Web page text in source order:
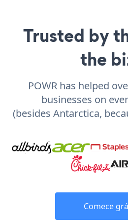
Trusted by
the
POWR has helped
businesses on
(besides Antarctica,
Comece